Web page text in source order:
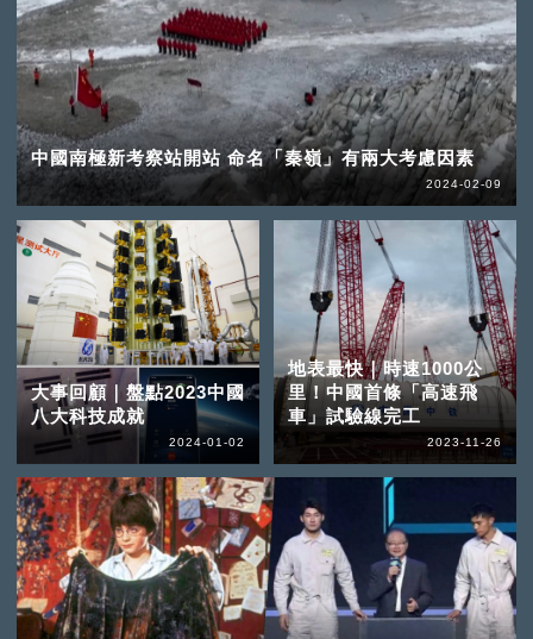
中國南極新考察站開站 命名「秦嶺」有兩大考慮因素
2024-02-09
大事回顧｜盤點2023中國
八大科技成就
2024-01-02
地表最快｜時速1000公
里！中國首條「高速飛
車」試驗線完工
2023-11-26